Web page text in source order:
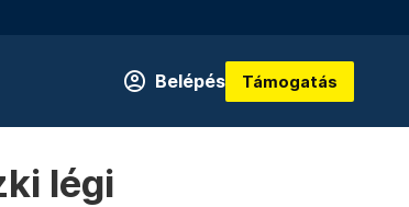
Belépés Támogatás
légi